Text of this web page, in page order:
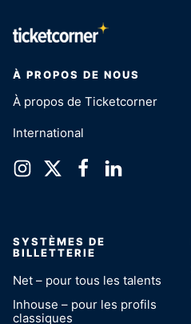
À PROPOS DE NOUS
À propos de Ticketcorner
International
SYSTÈMES DE
BILLETTERIE
Net – pour tous les talents
Inhouse – pour les profils
classiques